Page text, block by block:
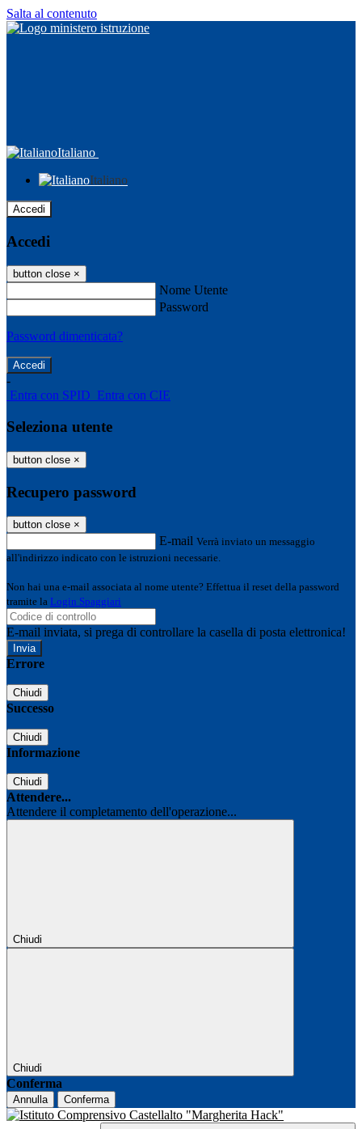
Salta al contenuto
Italiano
Italiano
Accedi
Accedi
button close ×
Nome Utente
Password
Password dimenticata?
-
Entra con SPID Entra con CIE
Seleziona utente
button close ×
Recupero password
button close ×
E-mail Verrà inviato un messaggio
all'indirizzo indicato con le istruzioni necessarie.
Non hai una e-mail associata al nome utente? Effettua il reset della password
tramite la Login Spaggiari
E-mail inviata, si prega di controllare la casella di posta elettronica!
Errore
Chiudi
Successo
Chiudi
Informazione
Chiudi
Attendere...
Attendere il completamento dell'operazione...
Chiudi
Chiudi
Conferma
Annulla Conferma